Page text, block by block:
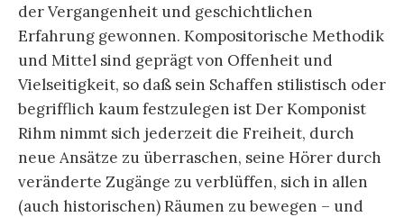
der Vergangenheit und geschichtlichen
Erfahrung gewonnen. Kompositorische Methodik
und Mittel sind geprägt von Offenheit und
Vielseitigkeit, so daß sein Schaffen stilistisch oder
begrifflich kaum festzulegen ist Der Komponist
Rihm nimmt sich jederzeit die Freiheit, durch
neue Ansätze zu überraschen, seine Hörer durch
veränderte Zugänge zu verblüffen, sich in allen
(auch historischen) Räumen zu bewegen – und